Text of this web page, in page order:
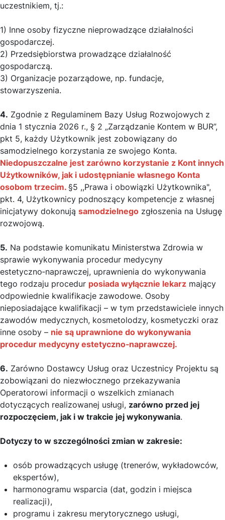
uczestnikiem, tj.:
1) Inne osoby fizyczne nieprowadzące działalności
gospodarczej.
2) Przedsiębiorstwa prowadzące działalność
gospodarczą.
3) Organizacje pozarządowe, np. fundacje,
stowarzyszenia.
4. Zgodnie z Regulaminem Bazy Usług Rozwojowych z
dnia 1 stycznia 2026 r., § 2 „Zarządzanie Kontem w BUR”,
pkt 5, każdy Użytkownik jest zobowiązany do
samodzielnego korzystania ze swojego Konta.
Niedopuszczalne jest zarówno korzystanie z Kont innych
Użytkowników, jak i udostępnianie własnego Konta
osobom trzecim. §5 ,,Prawa i obowiązki Użytkownika",
pkt. 4, Użytkownicy podnoszący kompetencje z własnej
inicjatywy dokonują samodzielnego zgłoszenia na Usługę
rozwojową.
5. Na podstawie komunikatu Ministerstwa Zdrowia w
sprawie wykonywania procedur medycyny
estetyczno‑naprawczej, uprawnienia do wykonywania
tego rodzaju procedur posiada wyłącznie lekarz mający
odpowiednie kwalifikacje zawodowe. Osoby
nieposiadające kwalifikacji – w tym przedstawiciele innych
zawodów medycznych, kosmetolodzy, kosmetyczki oraz
inne osoby – nie są uprawnione do wykonywania
procedur medycyny estetyczno‑naprawczej.
6. Zarówno Dostawcy Usług oraz Uczestnicy Projektu są
zobowiązani do niezwłocznego przekazywania
Operatorowi informacji o wszelkich zmianach
dotyczących realizowanej usługi, zarówno przed jej
rozpoczęciem, jak i w trakcie jej wykonywania.
Dotyczy to w szczególności zmian w zakresie:
osób prowadzących usługę (trenerów, wykładowców,
ekspertów),
harmonogramu wsparcia (dat, godzin i miejsca
realizacji),
programu i zakresu merytorycznego usługi,